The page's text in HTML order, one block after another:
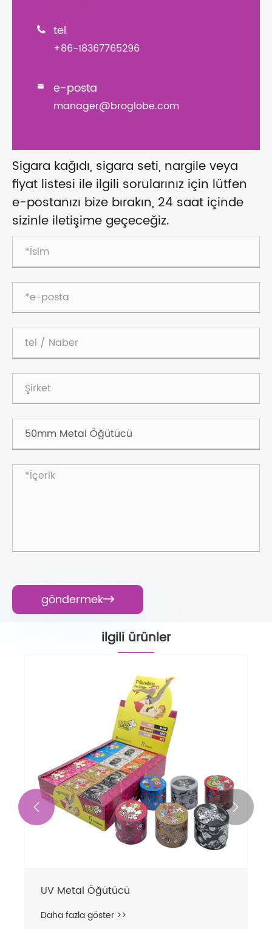
 tel
+86-18367765296
 e-posta
manager@broglobe.com
Sigara kağıdı, sigara seti, nargile veya
fiyat listesi ile ilgili sorularınız için lütfen
e-postanızı bize bırakın, 24 saat içinde
sizinle iletişime geçeceğiz.
göndermek
ilgili ürünler
UV Metal Öğütücü
Daha fazla göster >>
 